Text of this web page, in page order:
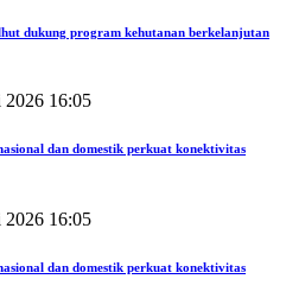
dukung program kehutanan berkelanjutan
2026 16:05
dan domestik perkuat konektivitas
2026 16:05
dan domestik perkuat konektivitas